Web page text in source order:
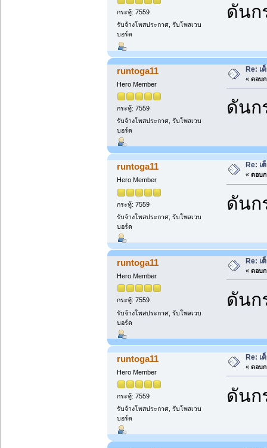
กระทู้: 7559
รับจ้างโพสประกาศ, รับโพสเวบ
บอร์ด
ดันก
runtoga11
Hero Member
กระทู้: 7559
รับจ้างโพสประกาศ, รับโพสเวบ
บอร์ด
Re: เ
« ตอบก
ดันก
runtoga11
Hero Member
กระทู้: 7559
รับจ้างโพสประกาศ, รับโพสเวบ
บอร์ด
Re: เ
« ตอบก
ดันก
runtoga11
Hero Member
กระทู้: 7559
รับจ้างโพสประกาศ, รับโพสเวบ
บอร์ด
Re: เ
« ตอบก
ดันก
runtoga11
Hero Member
กระทู้: 7559
รับจ้างโพสประกาศ, รับโพสเวบ
บอร์ด
Re: เ
« ตอบก
ดันก